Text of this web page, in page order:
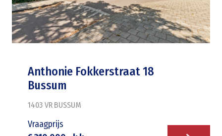
Anthonie Fokkerstraat 18
Bussum
1403 VR BUSSUM
Vraagprijs